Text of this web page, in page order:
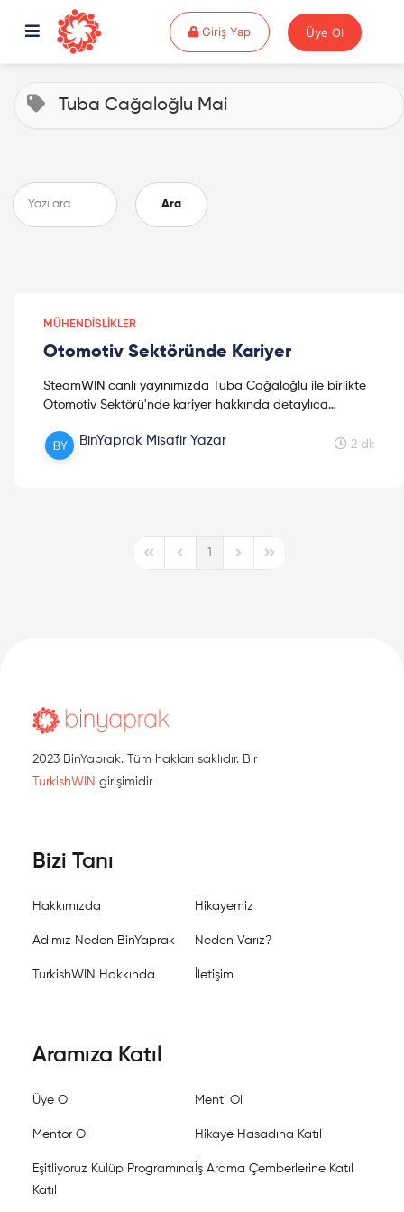
Giriş YapGiriş Yap Üye Ol
Tuba Cağaloğlu Mai
Ara
MÜHENDISLIKLER
Otomotiv Sektöründe Kariyer
SteamWIN canlı yayınımızda Tuba Cağaloğlu ile birlikte
Otomotiv Sektörü'nde kariyer hakkında detaylıca
BinYaprak Misafir Yazar 2 dk
First PagePrevious Page
1
Next PageLast Page
2023 BinYaprak. Tüm hakları saklıdır. Bir
TurkishWIN girişimidir
Bizi Tanı
Hakkımızda Hikayemiz
Adımız Neden BinYaprak Neden Varız?
TurkishWIN Hakkında İletişim
Aramıza Katıl
Üye Ol Menti Ol
Mentor Ol Hikaye Hasadına Katıl
Eşitliyoruz Kulüp Programına
Katıl
İş Arama Çemberlerine Katıl